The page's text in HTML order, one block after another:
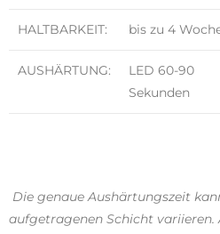
HALTBARKEIT: bis zu 4
AUSHÄRTUNG:
LED 60-90
Sekunden
Die genaue Aushärtungszeit
aufgetragenen Schicht variieren.